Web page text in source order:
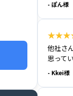
- ぽん様
他社さ
思って
- Kkei様